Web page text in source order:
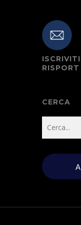
RISPORT
CERCA